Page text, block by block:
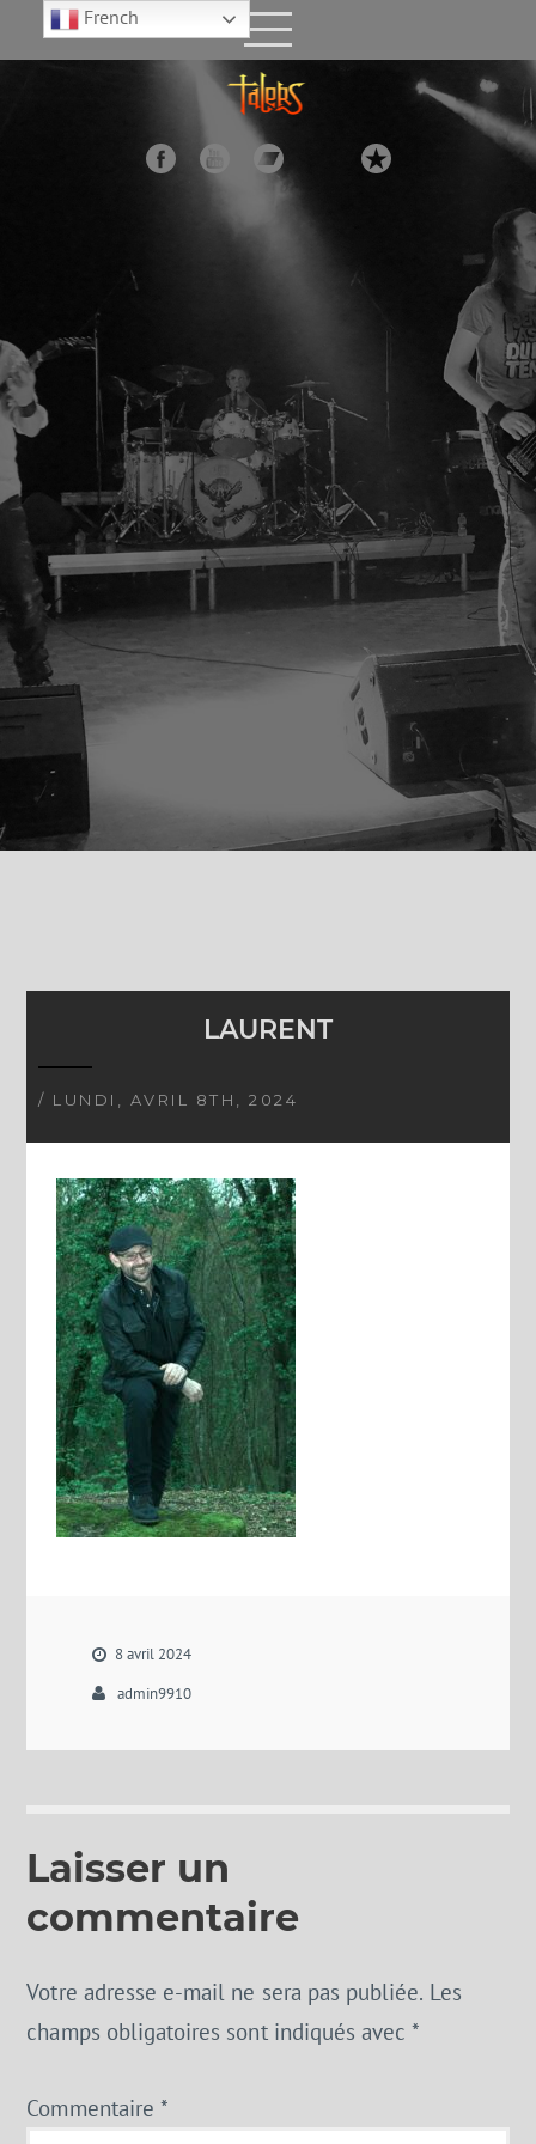
LAURENT
/ LUNDI, AVRIL 8TH, 2024
8 avril 2024
admin9910
Laisser un
commentaire
Votre adresse e-mail ne sera pas publiée. Les
champs obligatoires sont indiqués avec*
Commentaire *
French